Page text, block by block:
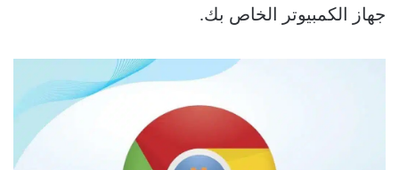
جهاز الكمبيوتر الخاص بك.